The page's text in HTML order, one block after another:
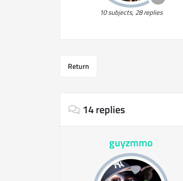
10 subjects, 28 replies
Return
14 replies
guyzmmo